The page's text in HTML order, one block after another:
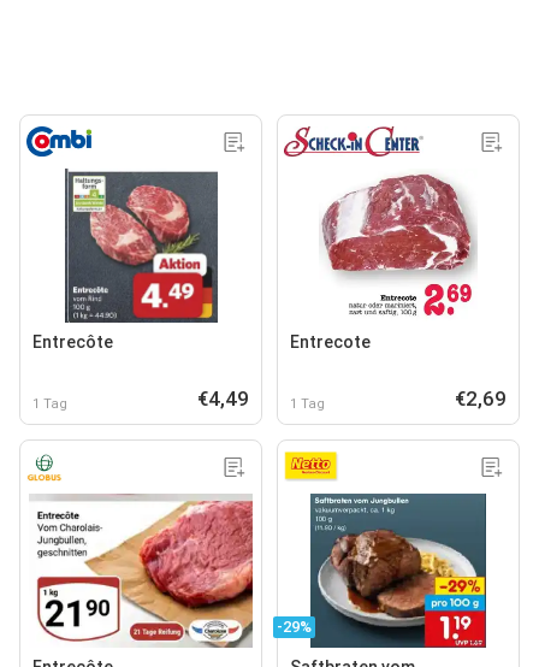
Entrecôte
1 Tag €4,49
Entrecote
1 Tag €2,69
-29%